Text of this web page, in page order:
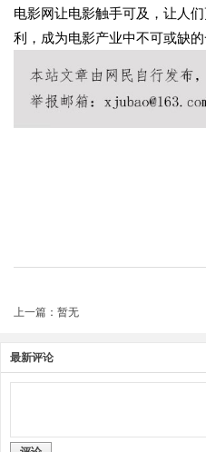
电影网让电影触手可及，让人
利，成为电影产业中不可或缺的
上一篇：暂无
最新评论